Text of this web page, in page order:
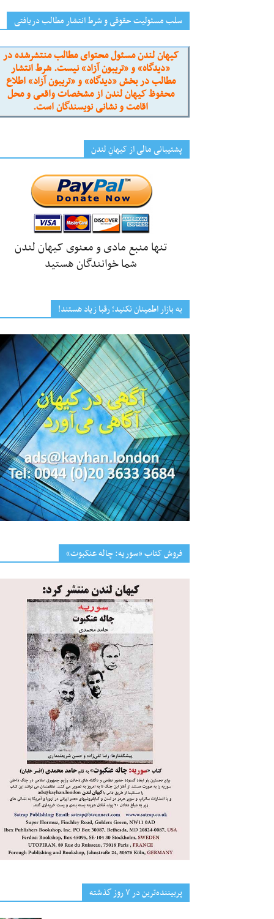
سلب مسئولیت حقوقی و شرط انتشار مطالب دریافتی
کیهان لندن مسئول محتوای مطالب منتشرشده در
«دیدگاه» و «تریبون آزاد» نیست. شرط انتشار
مطالب در بخش «دیدگاه» و «تریبون آزاد» اطلاع
محفوظ کیهان لندن از مشخصات واقعی و محل
اقامت و نشانی نویسندگان است.
پشتیبانی مالی از کیهانِ لندن
تنها منبع مادی و معنوی کیهان لندن
شما خوانندگان هستید
به بازار اطمینان نکنید؛ رقبا زیاد هستند!
فروش کتاب «سوریه: چاله عنکبوت»
پربیننده‌ترین‌ در ۷ روز گذشته